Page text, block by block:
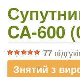
CA-600
77
Знятий з